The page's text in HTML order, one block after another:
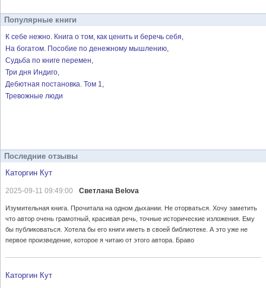
Популярные книги
К себе нежно. Книга о том, как ценить и беречь себя
На богатом. Пособие по денежному мышлению
Судьба по книге перемен
Три дня Индиго
Дебютная постановка. Том 1
Тревожные люди
Последние отзывы
Каторгин Кут
2025-09-11 09:49:00 Светлана Belova
Изумительная книга. Прочитала на одном дыхании. Не оторваться. Хочу заметить
что автор очень грамотный, красивая речь, точные исторические изложения. Ему
бы публиковаться. Хотела бы его книги иметь в своей библиотеке. А это уже не
первое произведение, которое я читаю от этого автора. Браво
Каторгин Кут